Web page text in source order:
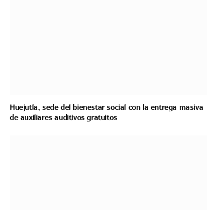
Huejutla, sede del bienestar social con la entrega masiva
de auxiliares auditivos gratuitos